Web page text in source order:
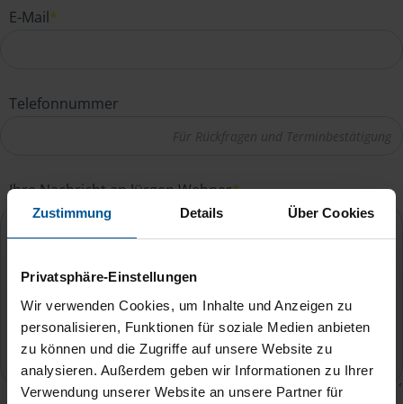
Zustimmung Details Über Cookies
Privatsphäre-Einstellungen
Wir verwenden Cookies, um Inhalte und Anzeigen zu
personalisieren, Funktionen für soziale Medien anbieten
zu können und die Zugriffe auf unsere Website zu
analysieren. Außerdem geben wir Informationen zu Ihrer
Verwendung unserer Website an unsere Partner für
E-Mail*
Telefonnummer
Ihre Nachricht an Jürgen Webner*